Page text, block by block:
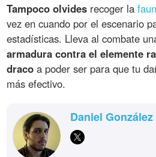
Tampoco olvides recoger la
vez en cuando por el escenario
estadísticas. Lleva al combate
armadura contra el elemente
draco a poder ser para que tu
más efectivo.
Daniel González